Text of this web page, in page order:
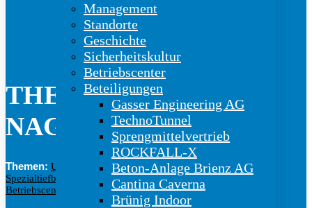
Management
Standorte
Geschichte
Sicherheitskultur
Betriebscenter
Beteiligungen
Gasser Engineering AG
TechnoTunnel
Sprengmittelvertrieb
ROCKFALL-X
Beton-Anlage Brienz AG
Cantina Caverna
Brünig Indoor
THEMA:
NAGELFLUH
Themen: Untertag Felssicherung|Sprengbetriebe|
Spezialtiefbau
Bauservice|Engineering|
Betriebscenter
Gasser Welt|100 Jahre